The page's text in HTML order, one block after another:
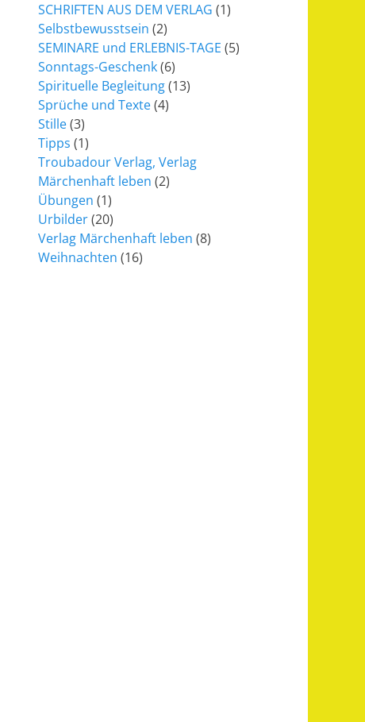
SCHRIFTEN AUS DEM VERLAG (1)
Selbstbewusstsein (2)
SEMINARE und ERLEBNIS-TAGE (5)
Sonntags-Geschenk(6)
Spirituelle Begleitung(13)
Sprüche und Texte(4)
Stille(3)
Tipps (1)
Troubadour Verlag, Verlag
Märchenhaft leben (2)
Übungen (1)
Urbilder(20)
Verlag Märchenhaft leben (8)
Weihnachten (16)